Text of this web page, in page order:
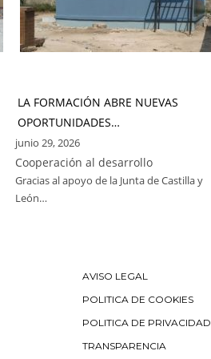
LA FORMACIÓN ABRE NUEVAS
OPORTUNIDADES…
junio 29, 2026
Cooperación al desarrollo
Gracias al apoyo de la Junta de Castilla y
León…
AVISO LEGAL
POLITICA DE COOKIES
POLITICA DE PRIVACIDAD
TRANSPARENCIA